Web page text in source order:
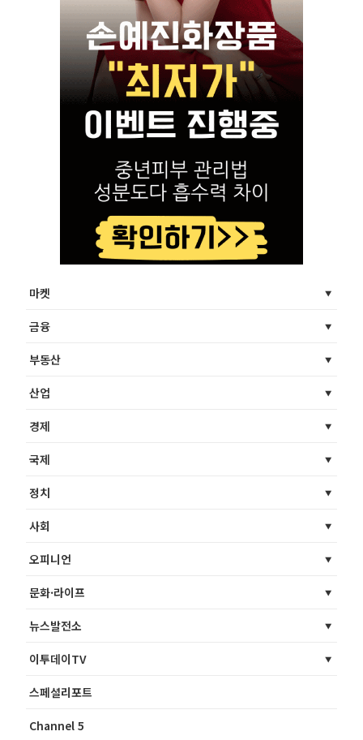
마켓
금융
부동산
산업
경제
국제
정치
사회
오피니언
문화·라이프
뉴스발전소
이투데이TV
스페셜리포트
Channel 5